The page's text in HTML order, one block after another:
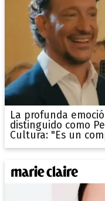
La profunda
distinguido como
Cultura: "Es un